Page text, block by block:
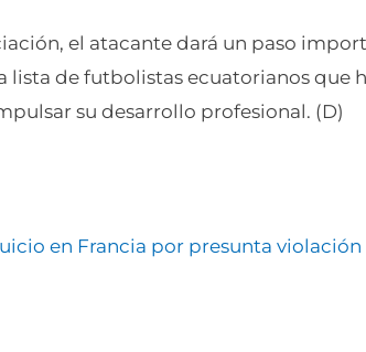
el atacante dará un paso
lista de futbolistas ecuatorianos que
su desarrollo profesional. (D)
en Francia por presunta violación